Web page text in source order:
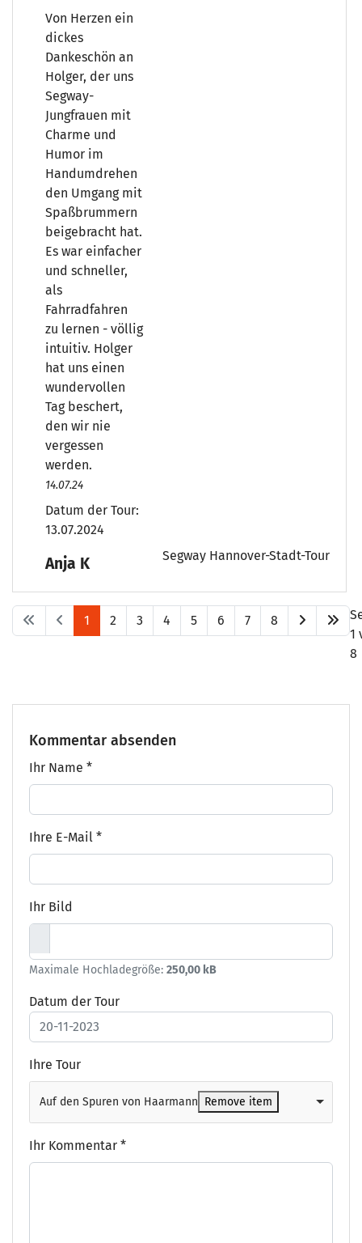
Von Herzen ein
dickes
Dankeschön an
Holger, der uns
Segway-
Jungfrauen mit
Charme und
Humor im
Handumdrehen
den Umgang mit
Spaßbrummern
beigebracht hat.
Es war einfacher
und schneller,
als
Fahrradfahren
zu lernen - völlig
intuitiv. Holger
hat uns einen
wundervollen
Tag beschert,
den wir nie
vergessen
werden.
14.07.24
Datum der Tour:
13.07.2024
Anja K Segway Hannover-Stadt-Tour
1 2 3 4 5 6 7 8
1
8
Kommentar absenden
Ihr Name *
Ihre E-Mail *
Ihr Bild
Maximale Hochladegröße: 250,00 kB
Datum der Tour
Ihre Tour
Auf den Spuren von Haarmann Remove item
Ihr Kommentar *